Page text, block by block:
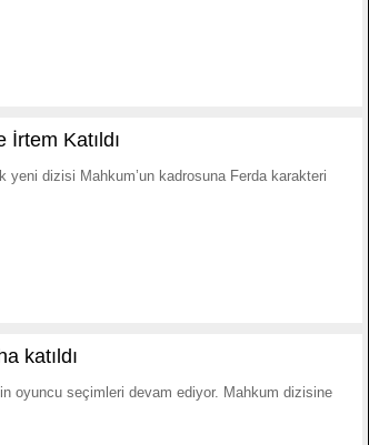
İrtem Katıldı
yeni dizisi Mahkum’un kadrosuna Ferda karakteri
katıldı
oyuncu seçimleri devam ediyor. Mahkum dizisine